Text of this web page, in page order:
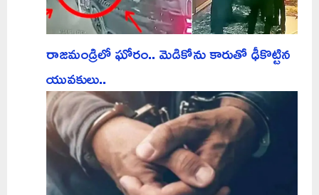
రాజమండ్రిలో ఘోరం.. మెడికోను కారుతో ఢీకొట్టిన
యువకులు..